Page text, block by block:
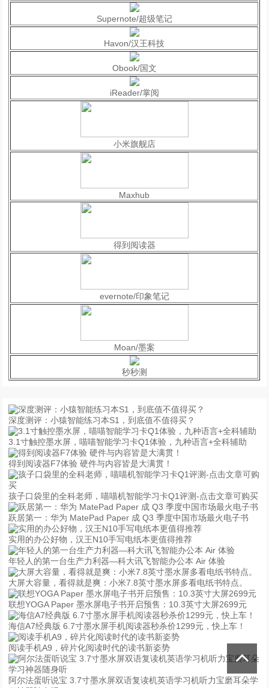
Supernote/超级笔记
Havon/汉王科技
Obook/国文
iReader/掌阅
小米旗舰店
Maxhub
得到阅读器
evernote/印象笔记
Moan/墨案
秒秒测
深度测评：小猿智能练习本S1，到底值不值得买？
3.1寸触控墨水屏，喵喵智能学习卡Q1体验，九种语言+全科辅助
得到阅读器F7体验 硬件与内容皆是大满贯！
孩子口袋里的全科老师，喵喵机智能学习卡Q1评测-点击文章可购买
跃居第一：华为 MatePad Paper 成 Q3 季度中国市场最火电子书
实用的办公好物，汉王N10手写电纸本更值得推荐
年轻人的第一台生产力利器—科大讯飞智能办公本 Air 体验
大屏大容量，看得就是爽：小米7.8英寸墨水屏多看电纸书特点。
联想YOGA Paper 墨水屏电子书开启预售：10.3英寸大屏2699元
海信A7经典版 6.7寸墨水屏手机阅读器秒杀价1299元，快上车！
阅读手机A9，碎片化阅读时代的读书新姿势
阿尔法蛋听说宝 3.7寸墨水屏双语复读机英语学习机听力宝磨耳朵学